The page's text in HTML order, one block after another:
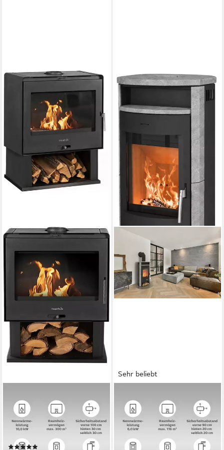
10,2 kW
Nennwärmeleistung
83 % Wirkungsgrad
200 m³
max. Raumheizvermögen
Produktdatenblatt
Sehr beliebt
Kaminofen »MAIA
Speckstein« Exklusiv,
Lieferung bis ins
Wohnzimmer